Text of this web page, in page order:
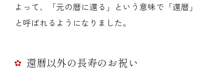
よって、「元の暦に還る」という意味で「還暦」
と呼ばれるようになりました。
還暦以外の長寿のお祝い